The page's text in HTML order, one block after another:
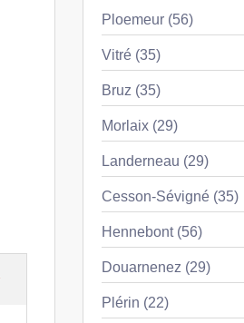
Ploemeur (56)
Vitré (35)
Bruz (35)
Morlaix (29)
Landerneau (29)
Cesson-Sévigné (35)
Hennebont (56)
Douarnenez (29)
Plérin (22)